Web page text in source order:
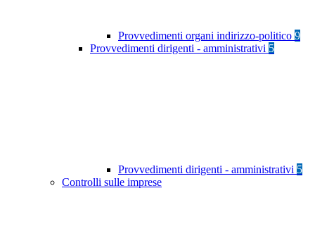
Provvedimenti organi indirizzo-politico 9
Provvedimenti dirigenti - amministrativi 5
Provvedimenti dirigenti - amministrativi 5
Controlli sulle imprese